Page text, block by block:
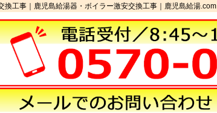
工事｜鹿児島給湯器・ボイラー激安交換工事｜鹿児島給湯.com